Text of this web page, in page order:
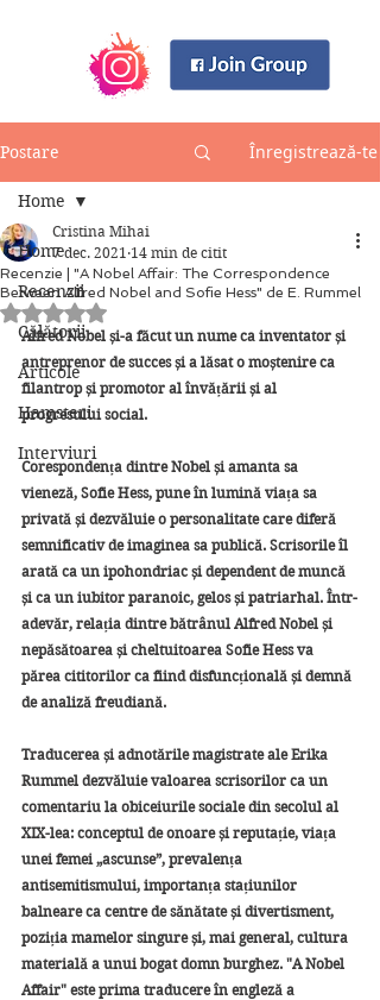
Postare Înregistrează-te
Home
Recenzii
Călătorii
Articole
Hamsteri
Interviuri
Home
Recenzie | "A Nobel Affair: The Correspondence
Between Alfred Nobel and Sofie Hess" de E. Rummel
Cristina Mihai
7 dec. 2021 14 min de citit
Evaluat(ă) cu NaN din 5 stele.
Alfred Nobel și-a făcut un nume ca inventator și
antreprenor de succes și a lăsat o moștenire ca
filantrop și promotor al învățării și al
progresului social.
Corespondența dintre Nobel și amanta sa
vieneză, Sofie Hess, pune în lumină viața sa
privată și dezvăluie o personalitate care diferă
semnificativ de imaginea sa publică. Scrisorile îl
arată ca un ipohondriac și dependent de muncă
și ca un iubitor paranoic, gelos și patriarhal. Într-
adevăr, relația dintre bătrânul Alfred Nobel și
nepăsătoarea și cheltuitoarea Sofie Hess va
părea cititorilor ca fiind disfuncțională și demnă
de analiză freudiană.
Traducerea și adnotările magistrate ale Erika
Rummel dezvăluie valoarea scrisorilor ca un
comentariu la obiceiurile sociale din secolul al
XIX-lea: conceptul de onoare și reputație, viața
unei femei „ascunse”, prevalența
antisemitismului, importanța stațiunilor
balneare ca centre de sănătate și divertisment,
poziția mamelor singure și, mai general, cultura
materială a unui bogat domn burghez. "A Nobel
Affair" este prima traducere în engleză a